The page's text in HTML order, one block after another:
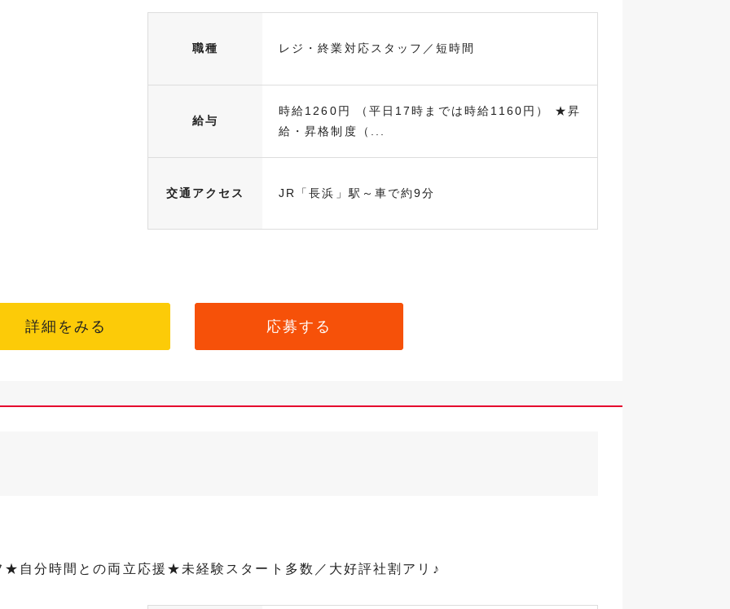
職種 レジ・終業対応スタッフ／短時間
給与
時給1260円 （平日17時までは時給1160円） ★昇
給・昇格制度（...
交通アクセス JR「長浜」駅～車で約9分
詳細をみる 応募する
自分時間との両立応援★未経験スタート多数／大好評社割アリ♪